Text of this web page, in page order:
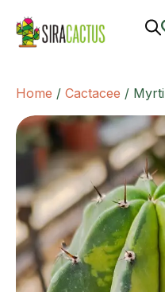
Home / Cactacee /